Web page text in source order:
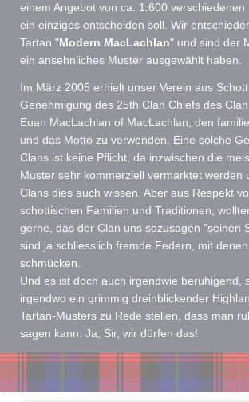
einem Angebot von ca. 1.600
ein einziges entscheiden soll. Wir
Tartan "Modern MacLachlan" und sind der
ein ansehnliches Muster ausgewählt haben.
Im März 2005 erhielt unser Verein aus
Genehmigung des 25th Clan Chiefs des Clan
Euan MacLachlan of MacLachlan, den
und das Motto zu verwenden. Eine solche
Clans ist keine Pflicht, da inzwischen die
Muster sehr kommerziell vermarktet werden
Clans dies auch wissen. Aber aus Respekt
schottischen Familien und Traditionen,
gerne, das der Clan uns sozusagen "seinen
sind ja schliesslich fremde Federn, mit
schmücken.
Und es ist doch auch irgendwie beruhigend,
irgendwo ein grimmig dreinblickender
Tartan-Musters zu Rede stellen, dass man
sagen kann: Ja, Sir, wir dürfen das!